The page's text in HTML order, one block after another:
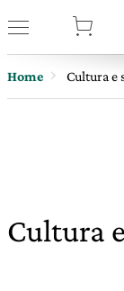
Home Cultura e
Cultura